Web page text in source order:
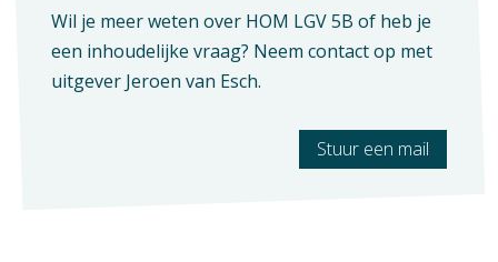
Wil je meer weten over HOM LGV 5B of heb je
een inhoudelijke vraag? Neem contact op met
uitgever Jeroen van Esch.
Stuur een mail